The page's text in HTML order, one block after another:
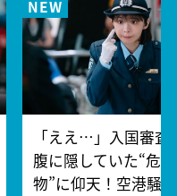
「ええ…」入国審査
腹に隠していた“危
物”に仰天！空港騒